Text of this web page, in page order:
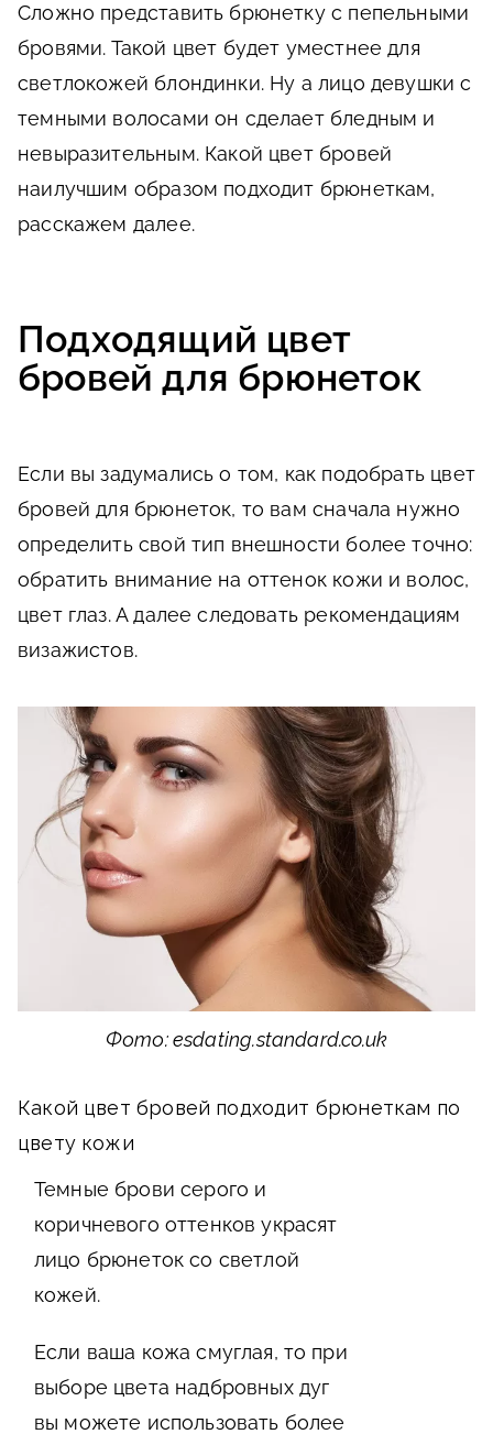
Сложно представить брюнетку с пепельными
бровями. Такой цвет будет уместнее для
светлокожей блондинки. Ну а лицо девушки с
темными волосами он сделает бледным и
невыразительным. Какой цвет бровей
наилучшим образом подходит брюнеткам,
расскажем далее.
Подходящий цвет
бровей для брюнеток
Если вы задумались о том, как подобрать цвет
бровей для брюнеток, то вам сначала нужно
определить свой тип внешности более точно:
обратить внимание на оттенок кожи и волос,
цвет глаз. А далее следовать рекомендациям
визажистов.
Фото: esdating.standard.co.uk
Какой цвет бровей подходит брюнеткам по
цвету кожи
Темные брови серого и
коричневого оттенков украсят
лицо брюнеток со светлой
кожей.
Если ваша кожа смуглая, то при
выборе цвета надбровных дуг
вы можете использовать более